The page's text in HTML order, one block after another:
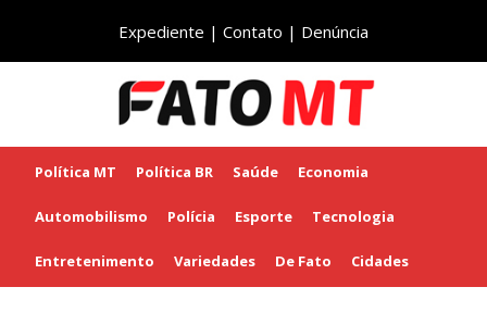
Expediente | Contato | Denúncia
Política MT Política BR Saúde Economia
Automobilismo Polícia Esporte Tecnologia
Entretenimento Variedades De Fato Cidades